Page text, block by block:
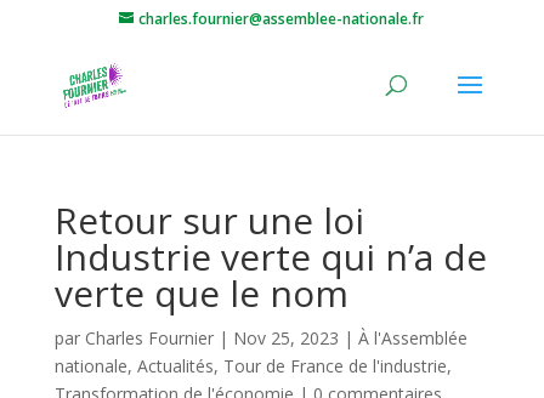
charles.fournier@assemblee-nationale.fr
Retour sur une loi
Industrie verte qui n’a de
verte que le nom
par Charles Fournier| Nov 25, 2023 | À l'Assemblée
nationale, Actualités, Tour de France de l'industrie,